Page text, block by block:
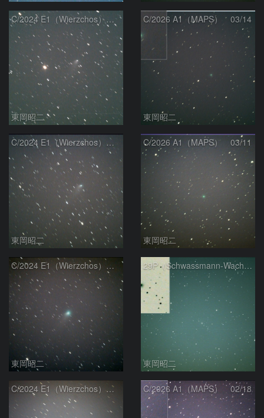
C/2024 E1（Wierzchos） 03/14
東岡昭二
C/2026 A1（MAPS） 03/14
東岡昭二
C/2024 E1（Wierzchos） 03/11
東岡昭二
C/2026 A1（MAPS） 03/11
東岡昭二
C/2024 E1（Wierzchos） 03/05
東岡昭二
29P（Schwassmann-Wachmann 1） 02/20
東岡昭二
C/2024 E1（Wierzchos） 02/20 C/2026 A1（MAPS） 02/18